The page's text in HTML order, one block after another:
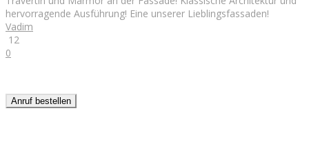
hervorragende Ausführung! Eine unserer Lieblingsfassaden!
Vadim
12
0
Anruf bestellen